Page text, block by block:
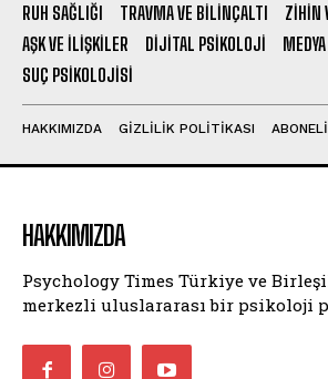
RUH SAĞLIĞI TRAVMA VE BILINÇALTI
ZIHIN
AŞK VE İLIŞKILER
DIJITAL PSIKOLOJI
SUÇ PSIKOLOJISI
HAKKIMIZDA GIZLILIK POLITIKASI
HAKKIMIZDA
Psychology Times Türkiye ve
merkezli uluslararası bir psikoloji